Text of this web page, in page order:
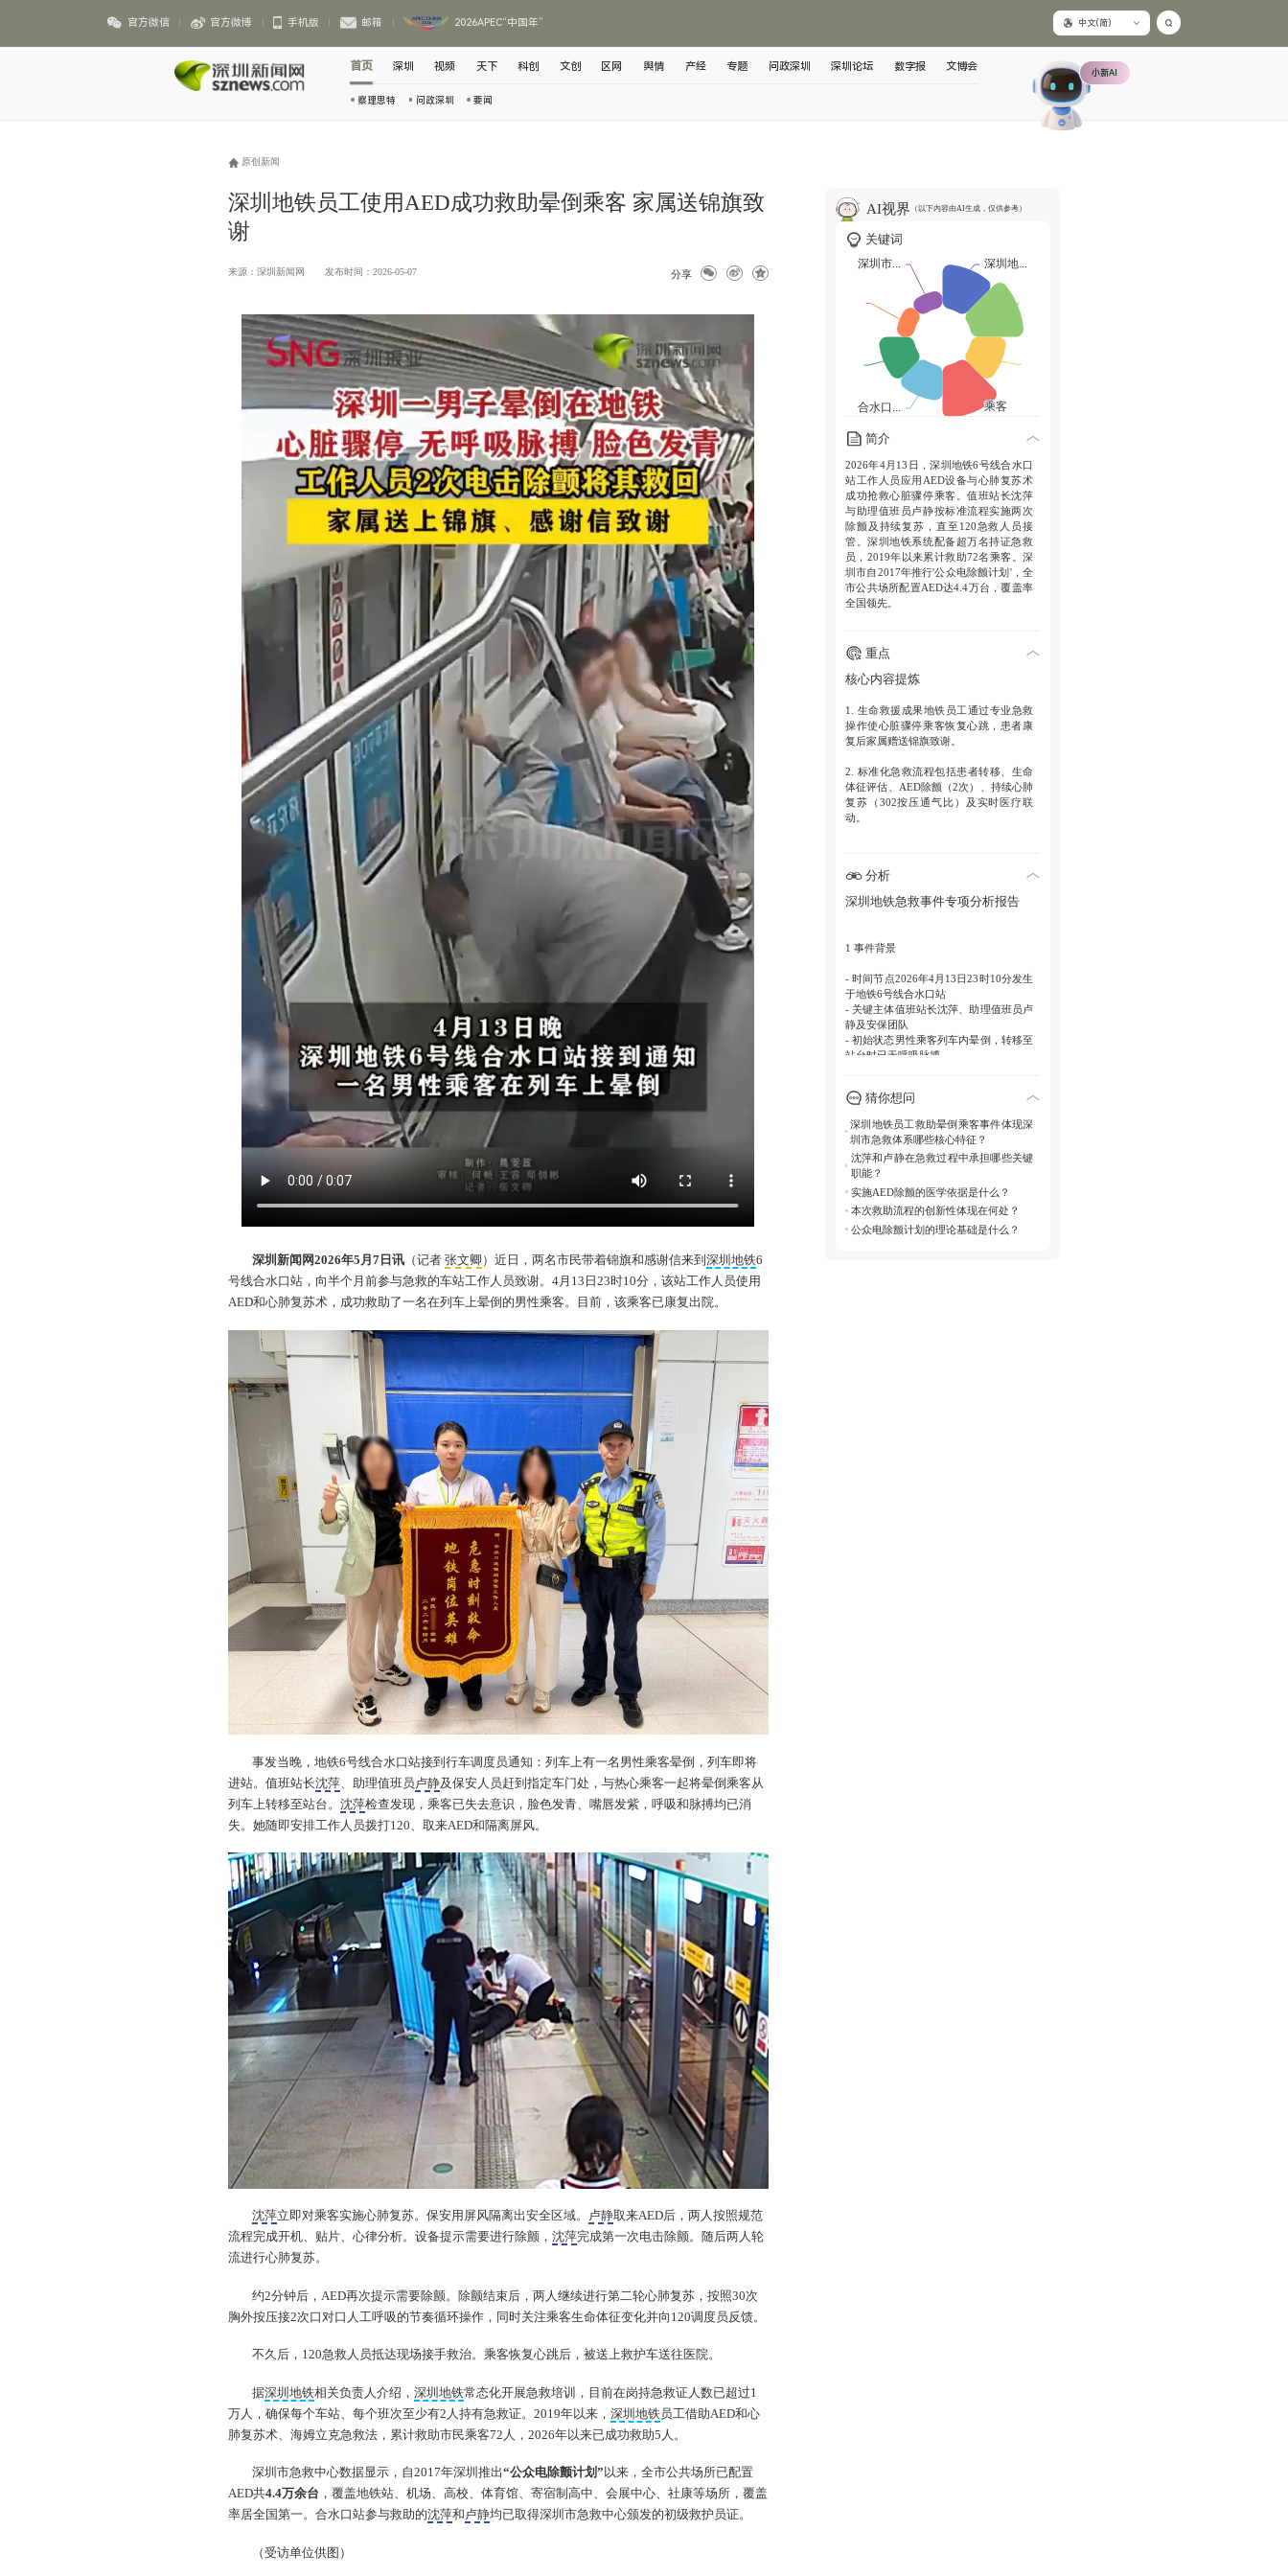
官方微信 官方微博 手机版 邮箱 2026APEC“中国年” 中文(简)
首页
察理思特 问政深圳 要闻
深圳 视频 天下 科创 文创 区网 舆情 产经 专题 问政深圳 深圳论坛 数字报 文博会 小新AI
原创新闻
深圳地铁员工使用AED成功救助晕倒乘客 家属送锦旗致
谢
来源：深圳新闻网 发布时间：2026-05-07 分享
深圳新闻网2026年5月7日讯 （记者张文卿 ）近日，两名市民带着锦旗和感谢信来到深圳地铁6
号线合水口站，向半个月前参与急救的车站工作人员致谢。4月13日23时10分，该站工作人员使用
AED和心肺复苏术，成功救助了一名在列车上晕倒的男性乘客。目前，该乘客已康复出院。
事发当晚，地铁6号线合水口站接到行车调度员通知：列车上有一名男性乘客晕倒，列车即将
进站。值班站长沈萍 、助理值班员 卢静及保安人员赶到指定车门处，与热心乘客一起将晕倒乘客从
列车上转移至站台。 沈萍检查发现，乘客已失去意识，脸色发青、嘴唇发紫，呼吸和脉搏均已消
失。她随即安排工作人员拨打120、取来AED和隔离屏风。
沈萍立即对乘客实施心肺复苏。保安用屏风隔离出安全区域。 卢静取来AED后，两人按照规范
流程完成开机、贴片、心律分析。设备提示需要进行除颤， 沈萍完成第一次电击除颤。随后两人轮
流进行心肺复苏。
约2分钟后，AED再次提示需要除颤。除颤结束后，两人继续进行第二轮心肺复苏，按照30次
胸外按压接2次口对口人工呼吸的节奏循环操作，同时关注乘客生命体征变化并向120调度员反馈。
不久后，120急救人员抵达现场接手救治。乘客恢复心跳后，被送上救护车送往医院。
据深圳地铁相关负责人介绍，深圳地铁常态化开展急救培训，目前在岗持急救证人数已超过1
万人，确保每个车站、每个班次至少有2人持有急救证。2019年以来， 深圳地铁员工借助AED和心
肺复苏术、海姆立克急救法，累计救助市民乘客72人，2026年以来已成功救助5人。
深圳市急救中心数据显示，自2017年深圳推出“公众电除颤计划” 以来，全市公共场所已配置
AED共4.4万余台 ，覆盖地铁站、机场、高校、体育馆、寄宿制高中、会展中心、社康等场所，覆盖
率居全国第一。合水口站参与救助的沈萍和 卢静均已取得深圳市急救中心颁发的初级救护员证。
（受访单位供图）
AI视界 （以下内容由AI生成，仅供参考）
关键词
简介
2026年4月13日，深圳地铁6号线合水口
站工作人员应用AED设备与心肺复苏术
成功抢救心脏骤停乘客。值班站长沈萍
与助理值班员卢静按标准流程实施两次
除颤及持续复苏，直至120急救人员接
管。深圳地铁系统配备超万名持证急救
员，2019年以来累计救助72名乘客。深
圳市自2017年推行'公众电除颤计划'，全
市公共场所配置AED达4.4万台，覆盖率
全国领先。
重点
核心内容提炼
1. 生命救援成果地铁员工通过专业急救
操作使心脏骤停乘客恢复心跳，患者康
复后家属赠送锦旗致谢。
2. 标准化急救流程包括患者转移、生命
体征评估、AED除颤（2次）、持续心肺
复苏（302按压通气比）及实时医疗联
动。
助。
4.城市安全建设 深圳市AED设备覆盖地
救护员认证体系。
分析
深圳地铁急救事件专项分析报告
1 事件背景
-时间节点2026年4月13日23时10分发生
于地铁6号线合水口站
- 关键主体值班站长沈萍、助理值班员卢
静及安保团队
-初始状态男性乘客列车内晕倒，转移至
站台时已无呼吸脉搏
行车调度系统提前预警，工作
人员携AED与隔离屏风就位
-技术应用
- 首次除颤AED检测室颤心律后立即实施
- 持续复苏双人轮换执行302按压通气比
循环
- 二次除颤间隔2分钟再次电击
医疗衔接实时向120反馈生命体征，急
救人员抵达时已恢复心跳
猜你想问
深圳地铁员工救助晕倒乘客事件体现深
圳市急救体系哪些核心特征？
沈萍和卢静在急救过程中承担哪些关键
职能？
实施AED除颤的医学依据是什么？
本次救助流程的创新性体现在何处？
公众电除颤计划的理论基础是什么？